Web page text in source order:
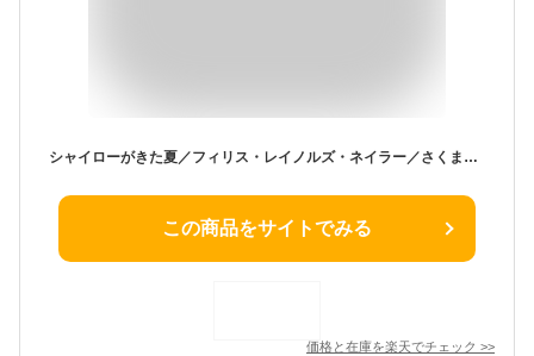
シャイローがきた夏／フィリス・レイノルズ・ネイラー／さくまゆみこ／岡本順【1000円以上送料無料】
この商品をサイトでみる
価格と在庫を楽天でチェック >>